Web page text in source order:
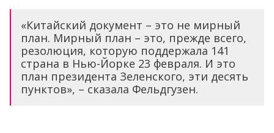
«Китайский документ – это не мирный
план. Мирный план – это, прежде всего,
резолюция, которую поддержала 141
страна в Нью-Йорке 23 февраля. И это
план президента Зеленского, эти десять
пунктов», – сказала Фельдгузен.